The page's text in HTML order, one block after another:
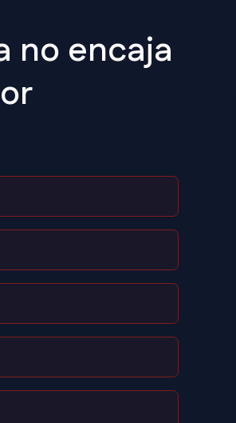
no encaja